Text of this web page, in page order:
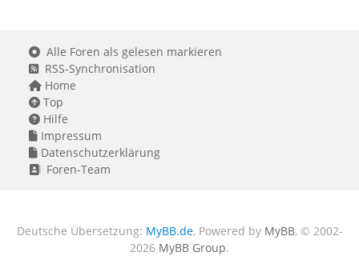
Alle Foren als gelesen markieren
RSS-Synchronisation
Home
Top
Hilfe
Impressum
Datenschutzerklärung
Foren-Team
Deutsche Übersetzung: MyBB.de, Powered by MyBB, © 2002-
2026 MyBB Group.